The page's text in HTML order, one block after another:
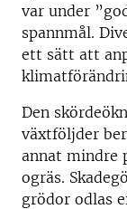
var under
spannmål.
ett sätt att
Den
växtföljder
annat mindre
ogräs.
grödor odlas